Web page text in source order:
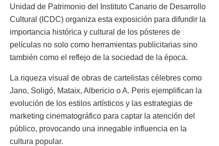
Unidad de Patrimonio del Instituto Canario de Desarrollo
Cultural (ICDC) organiza esta exposición para difundir la
importancia histórica y cultural de los pósteres de
películas no solo como herramientas publicitarias sino
también como el reflejo de la sociedad de la época.
La riqueza visual de obras de cartelistas célebres como
Jano, Soligó, Mataix, Albericio o A. Peris ejemplifican la
evolución de los estilos artísticos y las estrategias de
marketing cinematográfico para captar la atención del
público, provocando una innegable influencia en la
cultura popular.